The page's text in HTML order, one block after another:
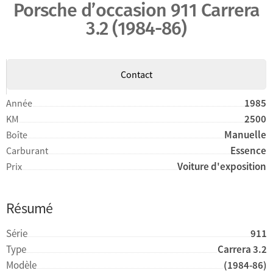
Porsche d’occasion 911 Carrera
3.2 (1984-86)
Contact
Année 1985
KM 2500
Boîte Manuelle
Carburant Essence
Prix Voiture d'exposition
Résumé
Série
911
Type
Carrera 3.2
Modèle
(1984-86)